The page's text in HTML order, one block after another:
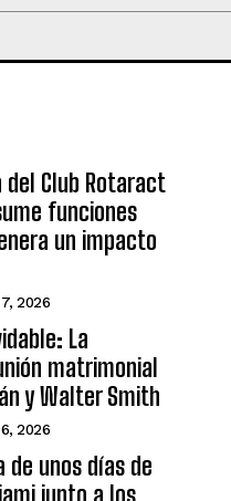
del Club Rotaract
funciones
un impacto
2026
La
matrimonial
y Walter Smith
2026
unos días de